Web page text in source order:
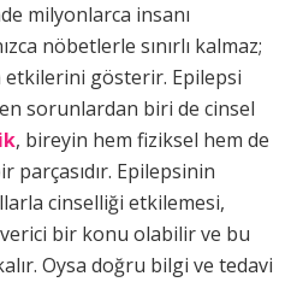
milyonlarca insanı
nöbetlerle sınırlı kalmaz;
etkilerini gösterir. Epilepsi
sorunlardan biri de cinsel
, bireyin hem fiziksel hem de
parçasıdır. Epilepsinin
cinselliği etkilemesi,
bir konu olabilir ve bu
Oysa doğru bilgi ve tedavi